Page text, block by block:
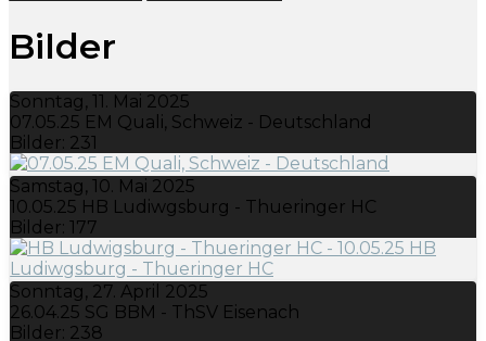
Bilder
Sonntag, 11. Mai 2025
07.05.25 EM Quali, Schweiz - Deutschland
Bilder: 231
Samstag, 10. Mai 2025
10.05.25 HB Ludiwgsburg - Thueringer HC
Bilder: 177
Sonntag, 27. April 2025
26.04.25 SG BBM - ThSV Eisenach
Bilder: 238